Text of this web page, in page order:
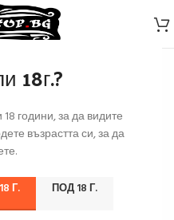
18г.?
години, за да видите
възрастта си, за да
Г. ПОД 18 Г.